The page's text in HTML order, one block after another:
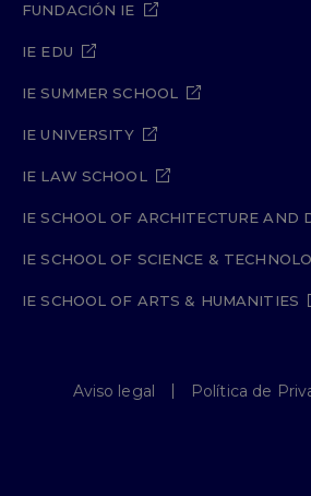
FUNDACIÓN IE
IE EDU
IE SUMMER SCHOOL
IE UNIVERSITY
IE LAW SCHOOL
IE SCHOOL OF ARCHITECTURE AND
IE SCHOOL OF SCIENCE &
IE SCHOOL OF ARTS & HUMANITIES
Aviso legal Política de